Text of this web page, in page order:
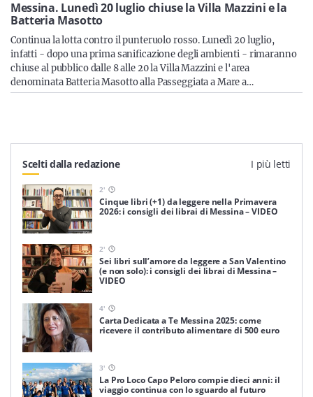
Servizi
nostra newsletter
Iscriviti
Messina. Lunedì 20 luglio chiuse la Villa Mazzini e la
Batteria Masotto
Continua la lotta contro il punteruolo rosso. Lunedì 20 luglio,
infatti - dopo una prima sanificazione degli ambienti - rimaranno
chiuse al pubblico dalle 8 alle 20 la Villa Mazzini e l'area
denominata Batteria Masotto alla Passeggiata a Mare a…
Scelti dalla redazione I più letti
2'
Cinque libri (+1) da leggere nella Primavera
2026: i consigli dei librai di Messina – VIDEO
2'
Sei libri sull’amore da leggere a San Valentino
(e non solo): i consigli dei librai di Messina –
VIDEO
4'
Carta Dedicata a Te Messina 2025: come
ricevere il contributo alimentare di 500 euro
3'
La Pro Loco Capo Peloro compie dieci anni: il
viaggio continua con lo sguardo al futuro